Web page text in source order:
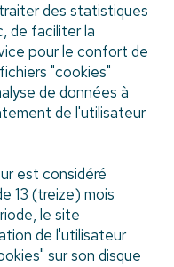
des statistiques
de faciliter la
pour le confort de
"cookies"
de données à
de l'utilisateur
est considéré
13 (treize) mois
le site
de l'utilisateur
sur son disque